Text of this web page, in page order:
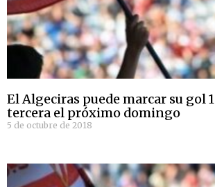
El Algeciras puede marcar su gol
tercera el próximo domingo
5 de octubre de 2018